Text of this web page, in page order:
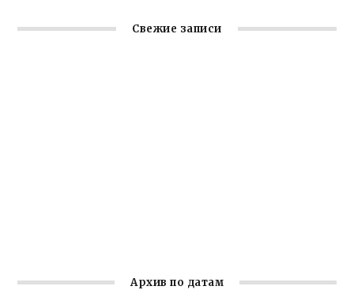
Свежие записи
Архив по датам